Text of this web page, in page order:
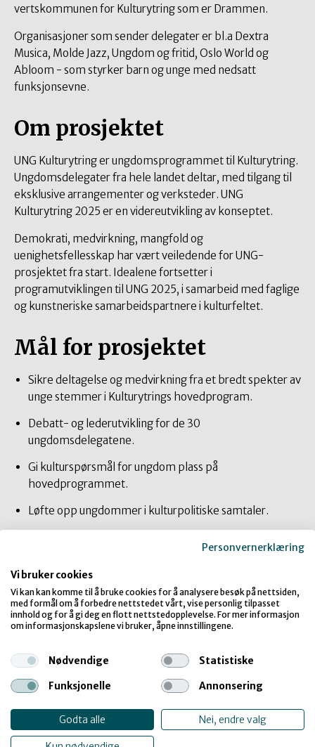
vertskommunen for Kulturytring som er Drammen.
Organisasjoner som sender delegater er bl.a Dextra
Musica, Molde Jazz, Ungdom og fritid, Oslo World og
Abloom - som styrker barn og unge med nedsatt
funksjonsevne.
Om prosjektet
UNG Kulturytring er ungdomsprogrammet til Kulturytring.
Ungdomsdelegater fra hele landet deltar, med tilgang til
eksklusive arrangementer og verksteder. UNG
Kulturytring 2025 er en videreutvikling av konseptet.
Demokrati, medvirkning, mangfold og
uenighetsfellesskap har vært veiledende for UNG-
prosjektet fra start. Idealene fortsetter i
programutviklingen til UNG 2025, i samarbeid med faglige
og kunstneriske samarbeidspartnere i kulturfeltet.
Mål for prosjektet
Sikre deltagelse og medvirkning fra et bredt spekter av
unge stemmer i Kulturytrings hovedprogram.
Debatt- og lederutvikling for de 30
ungdomsdelegatene.
Gi kulturspørsmål for ungdom plass på
hovedprogrammet.
Løfte opp ungdommer i kulturpolitiske samtaler.
Samarbeid med organisasjoner med erfaring innen
ungdomsarbeid og mangfoldsprosjekter, særlig innen
kulturfeltet, som Det Europeiske Wergelandsenteret,
NorskPEN og Talent Norge.
Det legges opp til en inkluderende rekrutteringsprosess
som ivaretar ulike perspektiver, identiteter og
bakgrunner. Økonomisk støtte til reise og opphold gjør
det mulig for ungdom fra hele landet å delta, noe som
bidrar til økt representativitet. Det legges til rette for
Personvernerklæring
Vi bruker cookies
Vi kan kan komme til å bruke cookies for å analysere besøk på nettsiden,
med formål om å forbedre nettstedet vårt, vise personlig tilpasset
innhold og for å gi deg en flott nettstedopplevelse. For mer informasjon
om informasjonskapslene vi bruker, åpne innstillingene.
Nødvendige
Statistiske
Funksjonelle
Annonsering
Godta alle Nei, endre valg